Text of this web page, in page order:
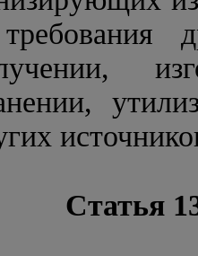
Статья